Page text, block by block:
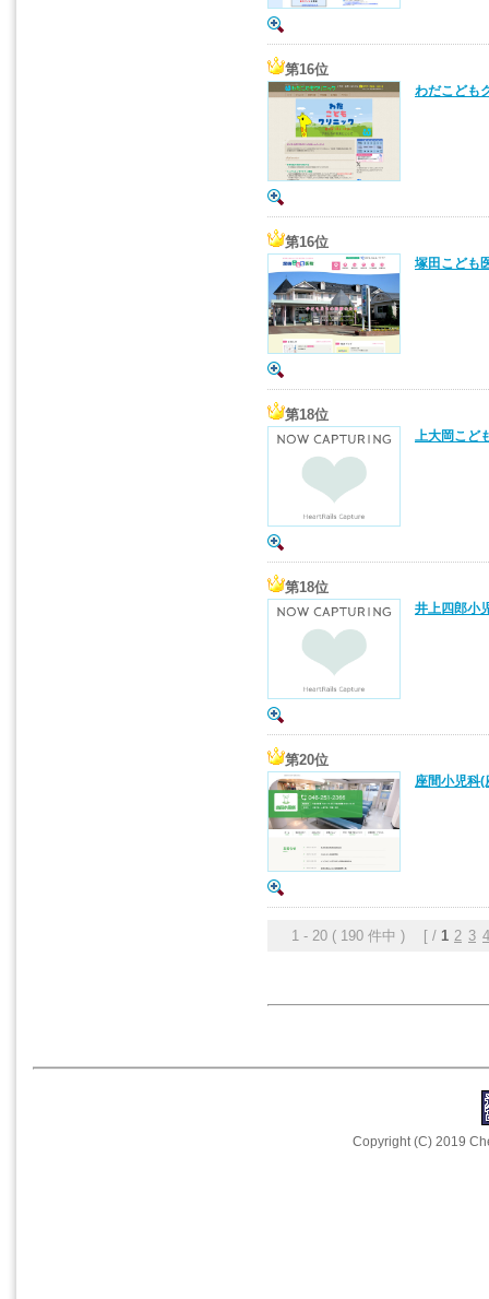
第16位
わだこども
第16位
塚田こども
第18位
上大岡こど
第18位
井上四郎小
第20位
座間小児科(
1 - 20 ( 190 件中 ) [ / 1 2 3 4
Copyright (C) 2019